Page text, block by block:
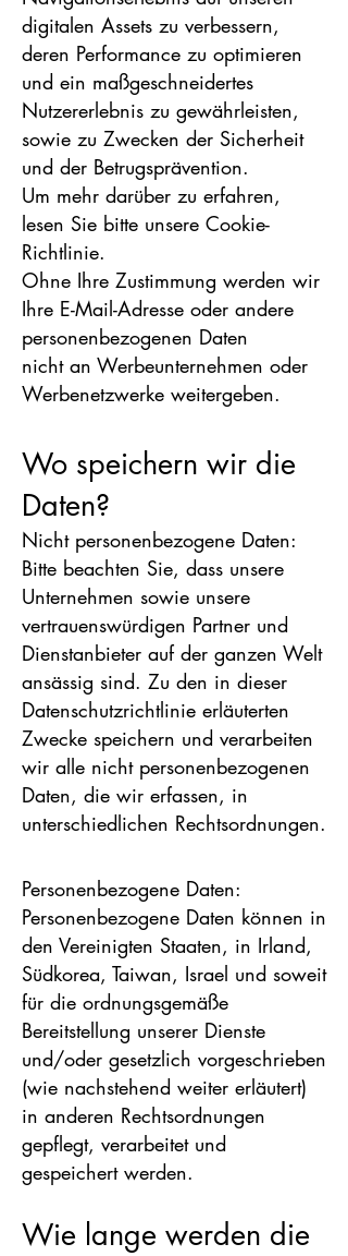
digitalen Assets zu verbessern,
deren Performance zu optimieren
und ein maßgeschneidertes
Nutzererlebnis zu gewährleisten,
sowie zu Zwecken der Sicherheit
und der Betrugsprävention.
Um mehr darüber zu erfahren,
lesen Sie bitte unsere Cookie-
Richtlinie.
Ohne Ihre Zustimmung werden wir
Ihre E-Mail-Adresse oder andere
personenbezogenen Daten
nicht an Werbeunternehmen oder
Werbenetzwerke weitergeben.
Wo speichern wir die
Daten?
Nicht personenbezogene Daten:
Bitte beachten Sie, dass unsere
Unternehmen sowie unsere
vertrauenswürdigen Partner und
Dienstanbieter auf der ganzen Welt
ansässig sind. Zu den in dieser
Datenschutzrichtlinie erläuterten
Zwecke speichern und verarbeiten
wir alle nicht personenbezogenen
Daten, die wir erfassen, in
unterschiedlichen Rechtsordnungen.
Personenbezogene Daten:
Personenbezogene Daten können in
den Vereinigten Staaten, in Irland,
Südkorea, Taiwan, Israel und soweit
für die ordnungsgemäße
Bereitstellung unserer Dienste
und/oder gesetzlich vorgeschrieben
(wie nachstehend weiter erläutert)
in anderen Rechtsordnungen
gepflegt, verarbeitet und
gespeichert werden.
Wie lange werden die